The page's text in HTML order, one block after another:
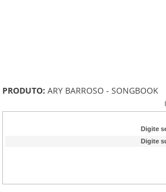
PRODUTO: ARY BARROSO - SONGBOOK
Digite
Digite